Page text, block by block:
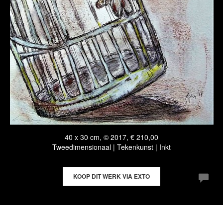
40 x 30 cm, © 2017, € 210,00
Tweedimensionaal | Tekenkunst | Inkt
KOOP DIT WERK VIA EXTO